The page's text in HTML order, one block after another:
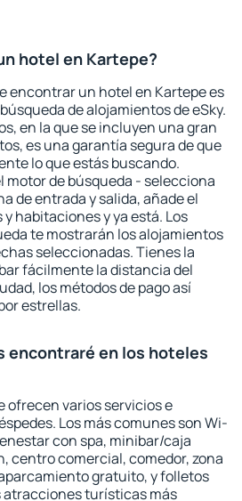
hotel en Kartepe?
encontrar un hotel en Kartepe es
de alojamientos de eSky.
en la que se incluyen una gran
es una garantía segura de que
lo que estás buscando.
motor de búsqueda - selecciona
de entrada y salida, añade el
habitaciones y ya está. Los
te mostrarán los alojamientos
seleccionadas. Tienes la
fácilmente la distancia del
los métodos de pago así
estrellas.
encontraré en los hoteles
ofrecen varios servicios e
Los más comunes son Wi-
con spa, minibar/caja
centro comercial, comedor, zona
gratuito, y folletos
turísticas más